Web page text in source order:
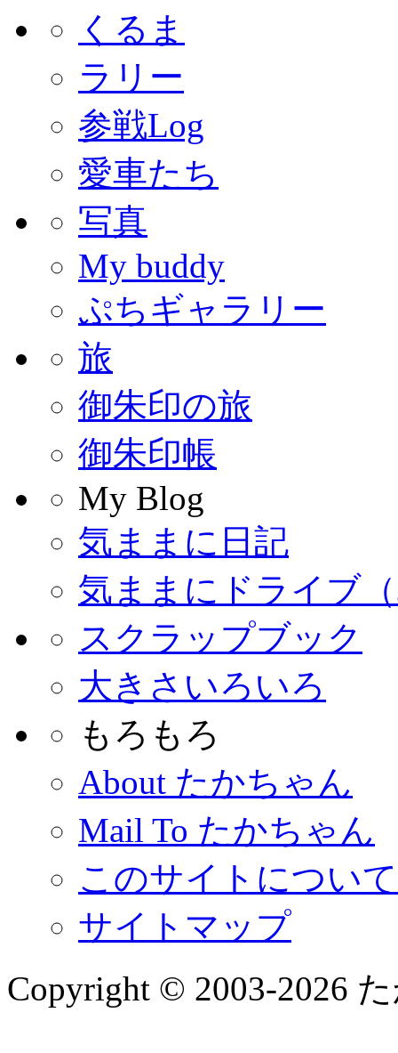
くるま
ラリー
参戦Log
愛車たち
写真
My buddy
ぷちギャラリー
旅
御朱印の旅
御朱印帳
My Blog
気ままに日記
気ままにドライブ
スクラップブック
大きさいろいろ
もろもろ
About たかちゃん
Mail To たかちゃん
このサイトについて
サイトマップ
Copyright © 2003-2026